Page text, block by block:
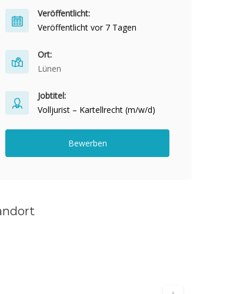
Veröffentlicht:
Veröffentlicht vor 7 Tagen
Ort:
Lünen
Jobtitel:
Volljurist – Kartellrecht (m/w/d)
Bewerben